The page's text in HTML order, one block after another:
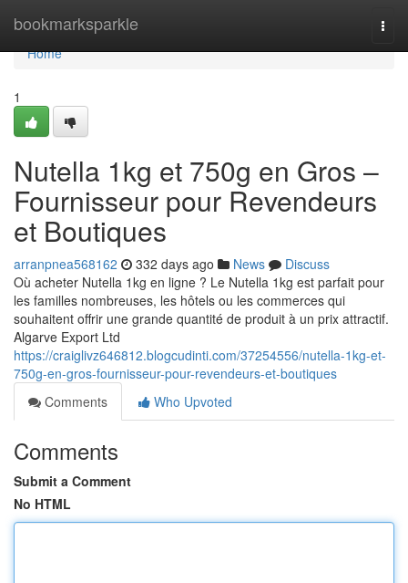
bookmarksparkle
Home
Home
1
Nutella 1kg et 750g en Gros –
Fournisseur pour Revendeurs
et Boutiques
arranpnea568162 332 days ago News
Discuss
Où acheter Nutella 1kg en ligne ? Le Nutella 1kg est parfait pour
les familles nombreuses, les hôtels ou les commerces qui
souhaitent offrir une grande quantité de produit à un prix attractif.
Algarve Export Ltd
https://craiglivz646812.blogcudinti.com/37254556/nutella-1kg-et-
750g-en-gros-fournisseur-pour-revendeurs-et-boutiques
Comments
Who Upvoted
Comments
Submit a Comment
No HTML